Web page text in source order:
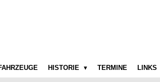
HISTORIE TERMINE LINKS